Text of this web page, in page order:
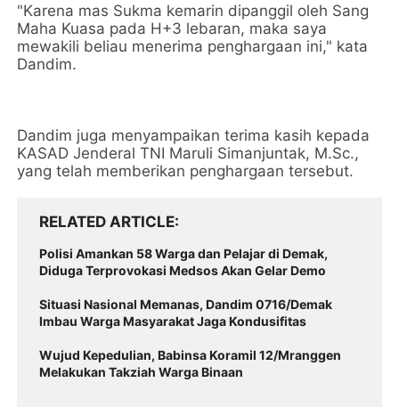
"Karena mas Sukma kemarin dipanggil oleh Sang
Maha Kuasa pada H+3 lebaran, maka saya
mewakili beliau menerima penghargaan ini," kata
Dandim.
Dandim juga menyampaikan terima kasih kepada
KASAD Jenderal TNI Maruli Simanjuntak, M.Sc.,
yang telah memberikan penghargaan tersebut.
RELATED ARTICLE
Polisi Amankan 58 Warga dan Pelajar di Demak,
Diduga Terprovokasi Medsos Akan Gelar Demo
Situasi Nasional Memanas, Dandim 0716/Demak
Imbau Warga Masyarakat Jaga Kondusifitas
Wujud Kepedulian, Babinsa Koramil 12/Mranggen
Melakukan Takziah Warga Binaan